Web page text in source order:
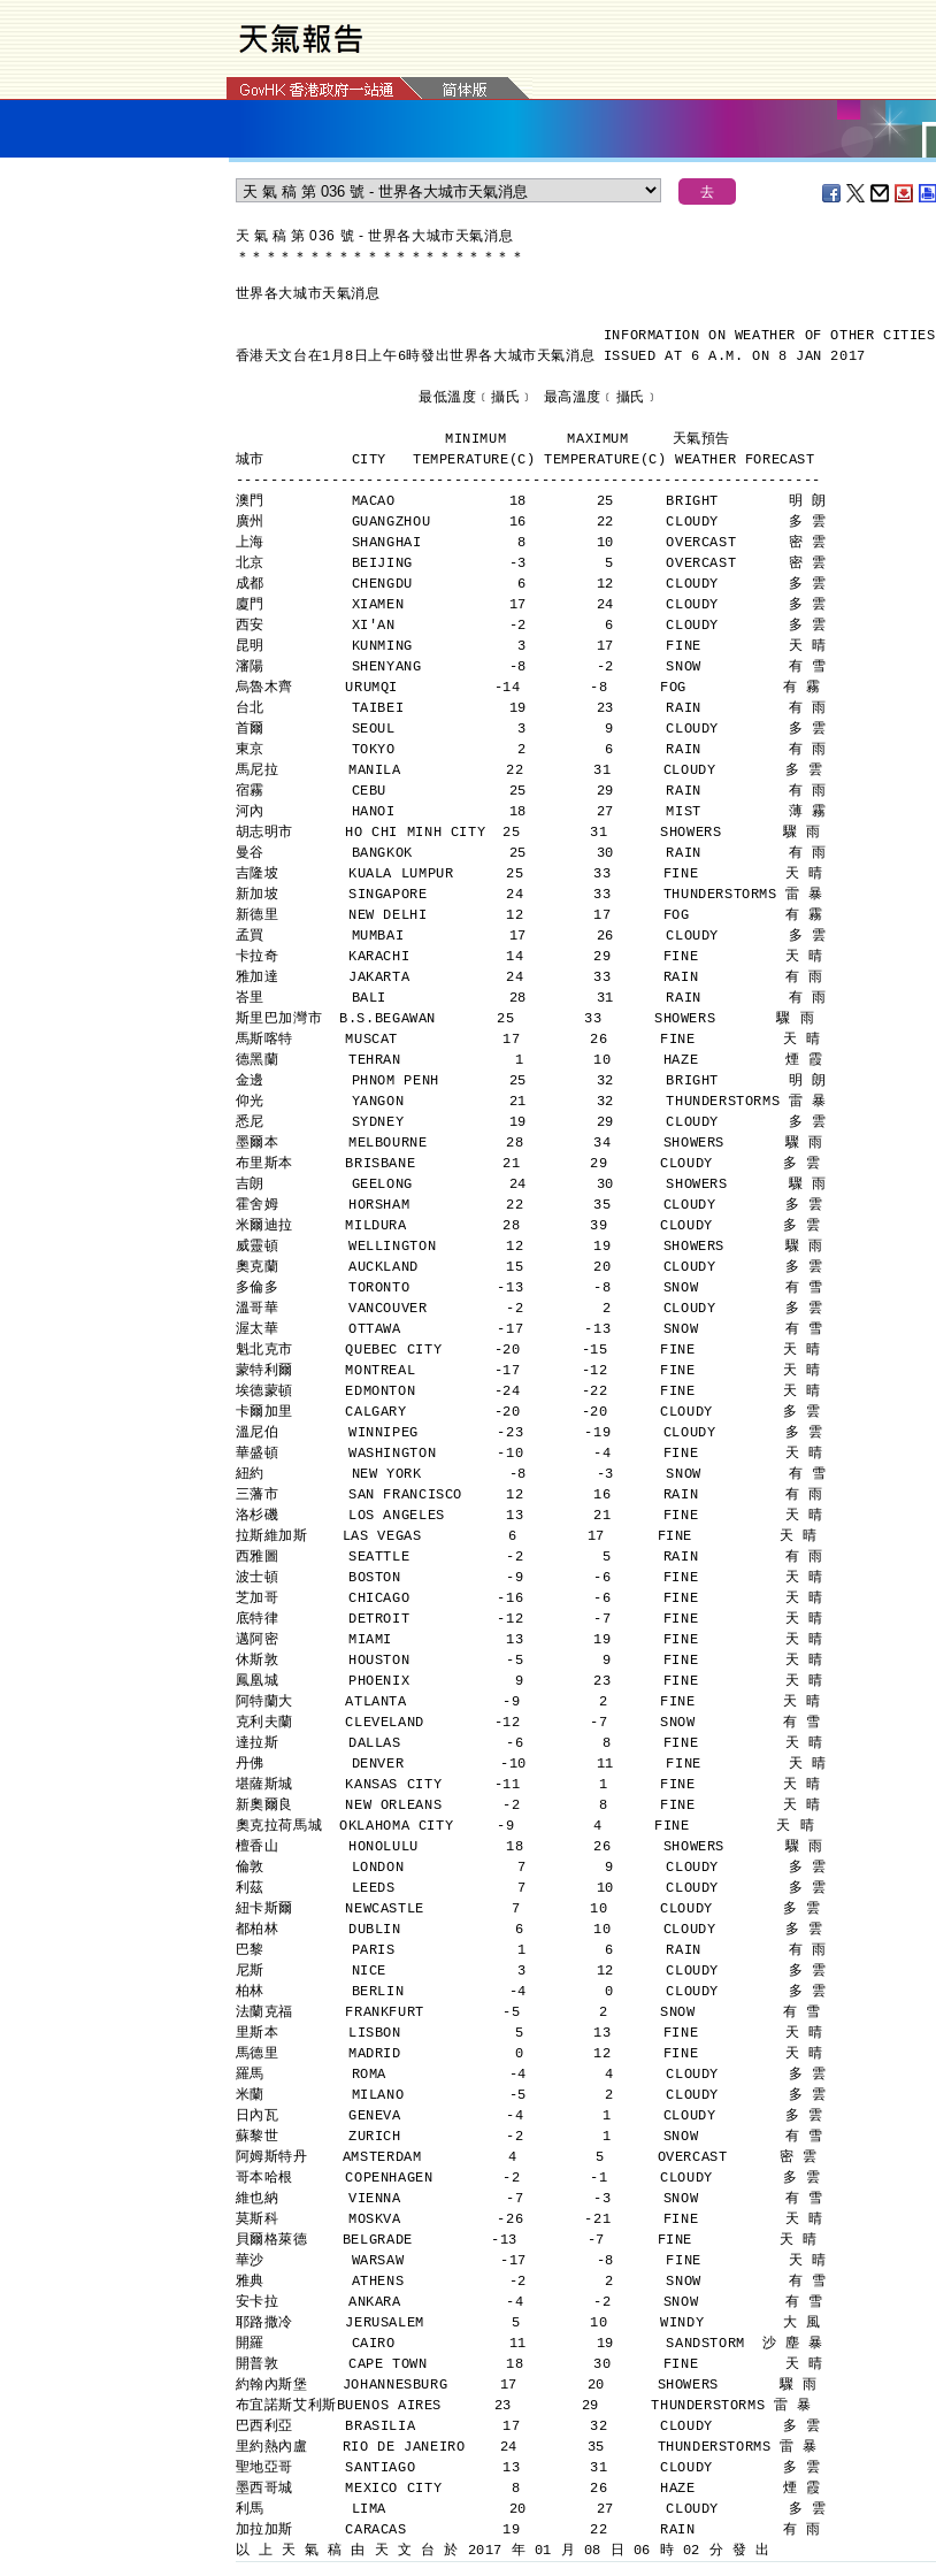
天 氣 稿 第 036 號 - 世界各大城市天氣消息
＊ ＊ ＊ ＊ ＊ ＊ ＊ ＊ ＊ ＊ ＊ ＊ ＊ ＊ ＊ ＊ ＊ ＊ ＊ ＊
世界各大城市天氣消息
香港天文台在1月8日上午6時發出世界各大城市天氣消息
INFORMATION ON WEATHER OF OTHER CITIES
ISSUED AT 6 A.M. ON 8 JAN 2017
                     最低溫度﹝攝氏﹞ 最高溫度﹝攝氏﹞
                        MINIMUM       MAXIMUM     天氣預告
城市          CITY   TEMPERATURE(C) TEMPERATURE(C) WEATHER FORECAST
-------------------------------------------------------------------
澳門          MACAO             18        25      BRIGHT        明 朗
廣州          GUANGZHOU         16        22      CLOUDY        多 雲
上海          SHANGHAI           8        10      OVERCAST      密 雲
北京          BEIJING           -3         5      OVERCAST      密 雲
成都          CHENGDU            6        12      CLOUDY        多 雲
廈門          XIAMEN            17        24      CLOUDY        多 雲
西安          XI'AN             -2         6      CLOUDY        多 雲
昆明          KUNMING            3        17      FINE          天 晴
瀋陽          SHENYANG          -8        -2      SNOW          有 雪
烏魯木齊      URUMQI           -14        -8      FOG           有 霧
台北          TAIBEI            19        23      RAIN          有 雨
首爾          SEOUL              3         9      CLOUDY        多 雲
東京          TOKYO              2         6      RAIN          有 雨
馬尼拉        MANILA            22        31      CLOUDY        多 雲
宿霧          CEBU              25        29      RAIN          有 雨
河內          HANOI             18        27      MIST          薄 霧
胡志明市      HO CHI MINH CITY  25        31      SHOWERS       驟 雨
曼谷          BANGKOK           25        30      RAIN          有 雨
吉隆坡        KUALA LUMPUR      25        33      FINE          天 晴
新加坡        SINGAPORE         24        33      THUNDERSTORMS 雷 暴
新德里        NEW DELHI         12        17      FOG           有 霧
孟買          MUMBAI            17        26      CLOUDY        多 雲
卡拉奇        KARACHI           14        29      FINE          天 晴
雅加達        JAKARTA           24        33      RAIN          有 雨
峇里          BALI              28        31      RAIN          有 雨
斯里巴加灣市  B.S.BEGAWAN       25        33      SHOWERS       驟 雨
馬斯喀特      MUSCAT            17        26      FINE          天 晴
德黑蘭        TEHRAN             1        10      HAZE          煙 霞
金邊          PHNOM PENH        25        32      BRIGHT        明 朗
仰光          YANGON            21        32      THUNDERSTORMS 雷 暴
悉尼          SYDNEY            19        29      CLOUDY        多 雲
墨爾本        MELBOURNE         28        34      SHOWERS       驟 雨
布里斯本      BRISBANE          21        29      CLOUDY        多 雲
吉朗          GEELONG           24        30      SHOWERS       驟 雨
霍舍姆        HORSHAM           22        35      CLOUDY        多 雲
米爾迪拉      MILDURA           28        39      CLOUDY        多 雲
威靈頓        WELLINGTON        12        19      SHOWERS       驟 雨
奧克蘭        AUCKLAND          15        20      CLOUDY        多 雲
多倫多        TORONTO          -13        -8      SNOW          有 雪
溫哥華        VANCOUVER         -2         2      CLOUDY        多 雲
渥太華        OTTAWA           -17       -13      SNOW          有 雪
魁北克市      QUEBEC CITY      -20       -15      FINE          天 晴
蒙特利爾      MONTREAL         -17       -12      FINE          天 晴
埃德蒙頓      EDMONTON         -24       -22      FINE          天 晴
卡爾加里      CALGARY          -20       -20      CLOUDY        多 雲
溫尼伯        WINNIPEG         -23       -19      CLOUDY        多 雲
華盛頓        WASHINGTON       -10        -4      FINE          天 晴
紐約          NEW YORK          -8        -3      SNOW          有 雪
三藩市        SAN FRANCISCO     12        16      RAIN          有 雨
洛杉磯        LOS ANGELES       13        21      FINE          天 晴
拉斯維加斯    LAS VEGAS          6        17      FINE          天 晴
西雅圖        SEATTLE           -2         5      RAIN          有 雨
波士頓        BOSTON            -9        -6      FINE          天 晴
芝加哥        CHICAGO          -16        -6      FINE          天 晴
底特律        DETROIT          -12        -7      FINE          天 晴
邁阿密        MIAMI             13        19      FINE          天 晴
休斯敦        HOUSTON           -5         9      FINE          天 晴
鳳凰城        PHOENIX            9        23      FINE          天 晴
阿特蘭大      ATLANTA           -9         2      FINE          天 晴
克利夫蘭      CLEVELAND        -12        -7      SNOW          有 雪
達拉斯        DALLAS            -6         8      FINE          天 晴
丹佛          DENVER           -10        11      FINE          天 晴
堪薩斯城      KANSAS CITY      -11         1      FINE          天 晴
新奧爾良      NEW ORLEANS       -2         8      FINE          天 晴
奧克拉荷馬城  OKLAHOMA CITY     -9         4      FINE          天 晴
檀香山        HONOLULU          18        26      SHOWERS       驟 雨
倫敦          LONDON             7         9      CLOUDY        多 雲
利茲          LEEDS              7        10      CLOUDY        多 雲
紐卡斯爾      NEWCASTLE          7        10      CLOUDY        多 雲
都柏林        DUBLIN             6        10      CLOUDY        多 雲
巴黎          PARIS              1         6      RAIN          有 雨
尼斯          NICE               3        12      CLOUDY        多 雲
柏林          BERLIN            -4         0      CLOUDY        多 雲
法蘭克福      FRANKFURT         -5         2      SNOW          有 雪
里斯本        LISBON             5        13      FINE          天 晴
馬德里        MADRID             0        12      FINE          天 晴
羅馬          ROMA              -4         4      CLOUDY        多 雲
米蘭          MILANO            -5         2      CLOUDY        多 雲
日內瓦        GENEVA            -4         1      CLOUDY        多 雲
蘇黎世        ZURICH            -2         1      SNOW          有 雪
阿姆斯特丹    AMSTERDAM          4         5      OVERCAST      密 雲
哥本哈根      COPENHAGEN        -2        -1      CLOUDY        多 雲
維也納        VIENNA            -7        -3      SNOW          有 雪
莫斯科        MOSKVA           -26       -21      FINE          天 晴
貝爾格萊德    BELGRADE         -13        -7      FINE          天 晴
華沙          WARSAW           -17        -8      FINE          天 晴
雅典          ATHENS            -2         2      SNOW          有 雪
安卡拉        ANKARA            -4        -2      SNOW          有 雪
耶路撒冷      JERUSALEM          5        10      WINDY         大 風
開羅          CAIRO             11        19      SANDSTORM  沙 塵 暴
開普敦        CAPE TOWN         18        30      FINE          天 晴
約翰內斯堡    JOHANNESBURG      17        20      SHOWERS       驟 雨
布宜諾斯艾利斯BUENOS AIRES      23        29      THUNDERSTORMS 雷 暴
巴西利亞      BRASILIA          17        32      CLOUDY        多 雲
里約熱內盧    RIO DE JANEIRO    24        35      THUNDERSTORMS 雷 暴
聖地亞哥      SANTIAGO          13        31      CLOUDY        多 雲
墨西哥城      MEXICO CITY        8        26      HAZE          煙 霞
利馬          LIMA              20        27      CLOUDY        多 雲
加拉加斯      CARACAS           19        22      RAIN          有 雨
以 上 天 氣 稿 由 天 文 台 於 2017 年 01 月 08 日 06 時 02 分 發 出